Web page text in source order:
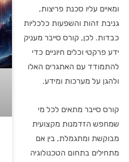
ומאיים עליו סכנת פריצות,
גניבת זהות והשפעות כלכליות
כבדות. לכן, קורס סייבר מעניק
ידע פרקטי וכלים חיוניים כדי
להתמודד עם האתגרים האלו
ולהגן על מערכות ומידע.
קורס סייבר מתאים לכל מי
שמחפש הזדמנות מקצועית
מבוקשת ומתגמלת, בין אם
מתחילים בתחום הטכנולוגיה